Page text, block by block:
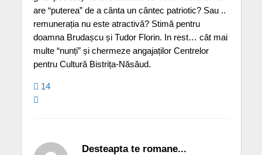
are “puterea” de a cânta un cântec patriotic? Sau ..
remunerația nu este atractivă? Stimă pentru
doamna Brudașcu și Tudor Florin. In rest… cât mai
multe “nunți” și chermeze angajaților Centrelor
pentru Cultură Bistrița-Năsăud.
14
Desteapta te romane...